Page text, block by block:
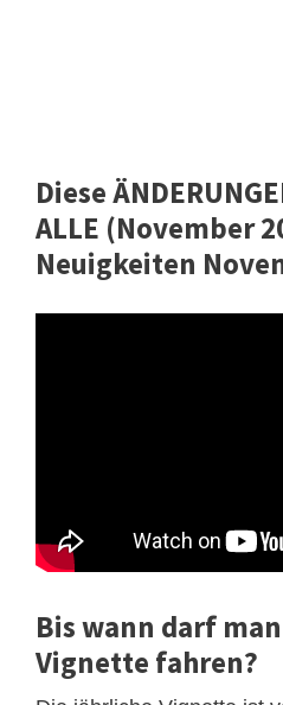
Diese
ALLE (November
Neuigkeiten
Bis wann darf
Vignette fahren?